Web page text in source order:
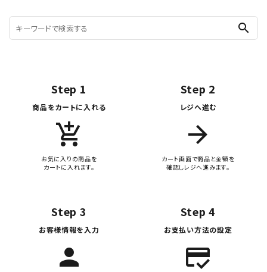
search
Step 1
商品をカートに入れる
add_shopping_cart
お気に入りの商品を
カートに入れます。
Step 2
レジへ進む
arrow_forward
カート画面で商品と金額を
確認しレジへ進みます。
Step 3
お客様情報を入力
person
Step 4
お支払い方法の設定
credit_score